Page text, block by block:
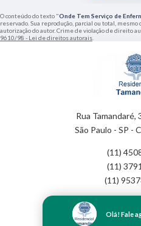
O conteúdo do texto "Onde Tem Serviço de
reservado. Sua reprodução, parcial ou total,
autorização do autor. Crime de violação de direito
9610/98 - Lei de direitos autorais
Rua Tamandaré,
São Paulo - SP -
(11)
(11)
(11)
Olá! Fale